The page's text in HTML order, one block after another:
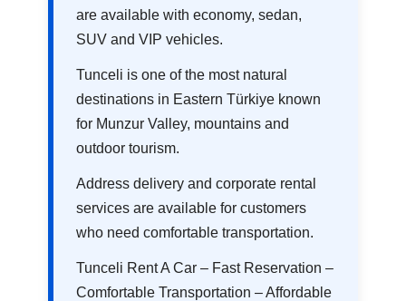
are available with economy, sedan,
SUV and VIP vehicles.
Tunceli is one of the most natural
destinations in Eastern Türkiye known
for Munzur Valley, mountains and
outdoor tourism.
Address delivery and corporate rental
services are available for customers
who need comfortable transportation.
Tunceli Rent A Car – Fast Reservation –
Comfortable Transportation – Affordable